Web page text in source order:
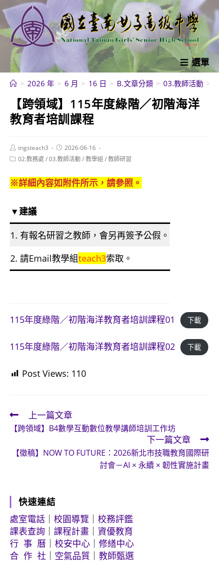
跳
轉
至
內
選單
> 2026 年 > 6 月 > 16 日 > B.文章分類 > 03.教師活動 >
【跨領域】115年度綠階／初階海洋
教育者培訓課程
Post
author:
tngsteach3
Post
published:
2026-06-16
Post02.教務處 /03.教師活動/教學組 /教師研習
※詳細內容如附件所示，請參照。
▼建議
1. 有報名研習之教師，會另再簽予公假。
2. 請Email教學組teach3索取。
115年度綠階／初階海洋教育者培訓課程01 下載
115年度綠階／初階海洋教育者培訓課程02 下載
Post Views: 110
Read
more
articles
上一篇文章
【跨領域】B4數學互動數位教學講師培訓工作坊
下一篇文章
【徵稿】NOW TO FUTURE：2026新北市技職教育國際研
討會－AI × 永續 × 韌性實施計畫
快速連結
處室電話
校園導覽
校務評鑑
課表查詢
課程計畫
資優教育
行 事 曆
校安中心
修繕中心
合 作 社
空氣品質 教師甄選